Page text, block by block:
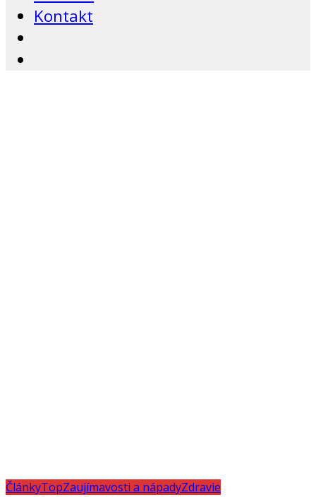
Kontakt
ČlánkyTopZaujímavosti a nápadyZdravie